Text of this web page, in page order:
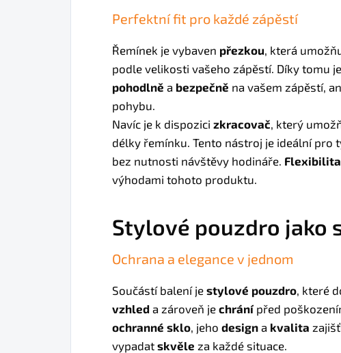
Perfektní fit pro každé zápěstí
Řemínek je vybaven přezkou, která
podle velikosti vašeho zápěstí. Díky tomu
pohodlně a bezpečně na vašem zápěstí,
pohybu.
Navíc je k dispozici zkracovač, který
délky řemínku. Tento nástroj je ideální pro
bez nutnosti návštěvy hodináře. Flexibilita
výhodami tohoto produktu.
Stylové pouzdro jako
Ochrana a elegance v jednom
Součástí balení je stylové pouzdro, které
vzhled a zároveň je chrání před
ochranné sklo, jeho design a kvalita
vypadat skvěle za každé situace.